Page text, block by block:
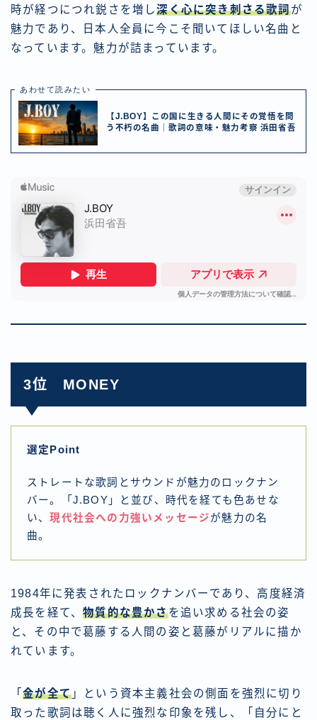
時が経つにつれ鋭さを増し深く心に突き刺さる歌詞が
魅力であり、日本人全員に今こそ聞いてほしい名曲と
なっています。魅力が詰まっています。
あわせて読みたい
【J.BOY】この国に生きる人間にその覚悟を問
う不朽の名曲｜歌詞の意味・魅力考察 浜田省吾
3位 MONEY
選定Point
ストレートな歌詞とサウンドが魅力のロックナン
バー。「J.BOY」と並び、時代を経ても色あせな
い、現代社会への力強いメッセージが魅力の名
曲。
1984年に発表されたロックナンバーであり、高度経済
成長を経て、物質的な豊かさを追い求める社会の姿
と、その中で葛藤する人間の姿と葛藤がリアルに描か
れています。
「金が全て 」という資本主義社会の側面を強烈に切り
取った歌詞は聴く人に強烈な印象を残し、「自分にと